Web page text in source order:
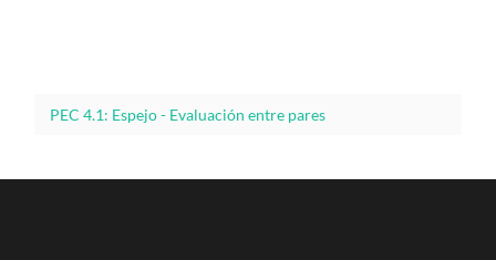
PEC 4.1: Espejo - Evaluación entre pares